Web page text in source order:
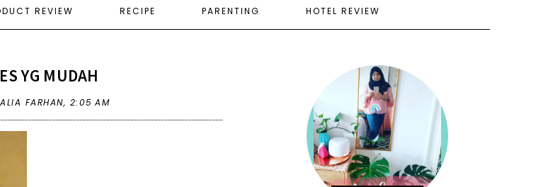
REVIEW RECIPE PARENTING HOTEL REVIEW
YG MUDAH
FARHAN, 2:05 AM